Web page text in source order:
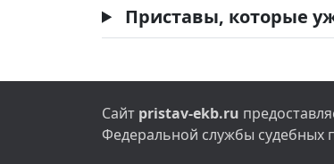
Приставы, которые
Сайт pristav-ekb.ru
Федеральной службы судебных